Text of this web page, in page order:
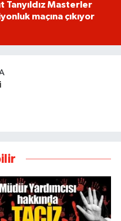
Tanyıldız Masterler
maçına çıkıyor